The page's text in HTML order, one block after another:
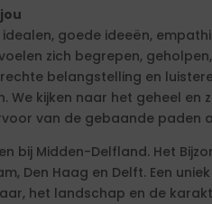
goede ideeën,
zich begrepen,
belangstelling en
We kijken naar het geheel en
van de gebaande paden
bij Midden-Delfland. Het
Den Haag en Delft. Een
het landschap en de